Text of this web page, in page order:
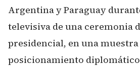
Argentina y Paraguay
televisiva de una ceremonia
presidencial, en una
posicionamiento